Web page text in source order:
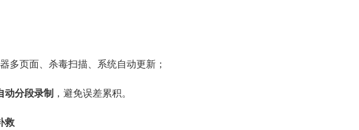
多页面、杀毒扫描、系统自动更新；
动分段录制 ，避免误差累积。
救